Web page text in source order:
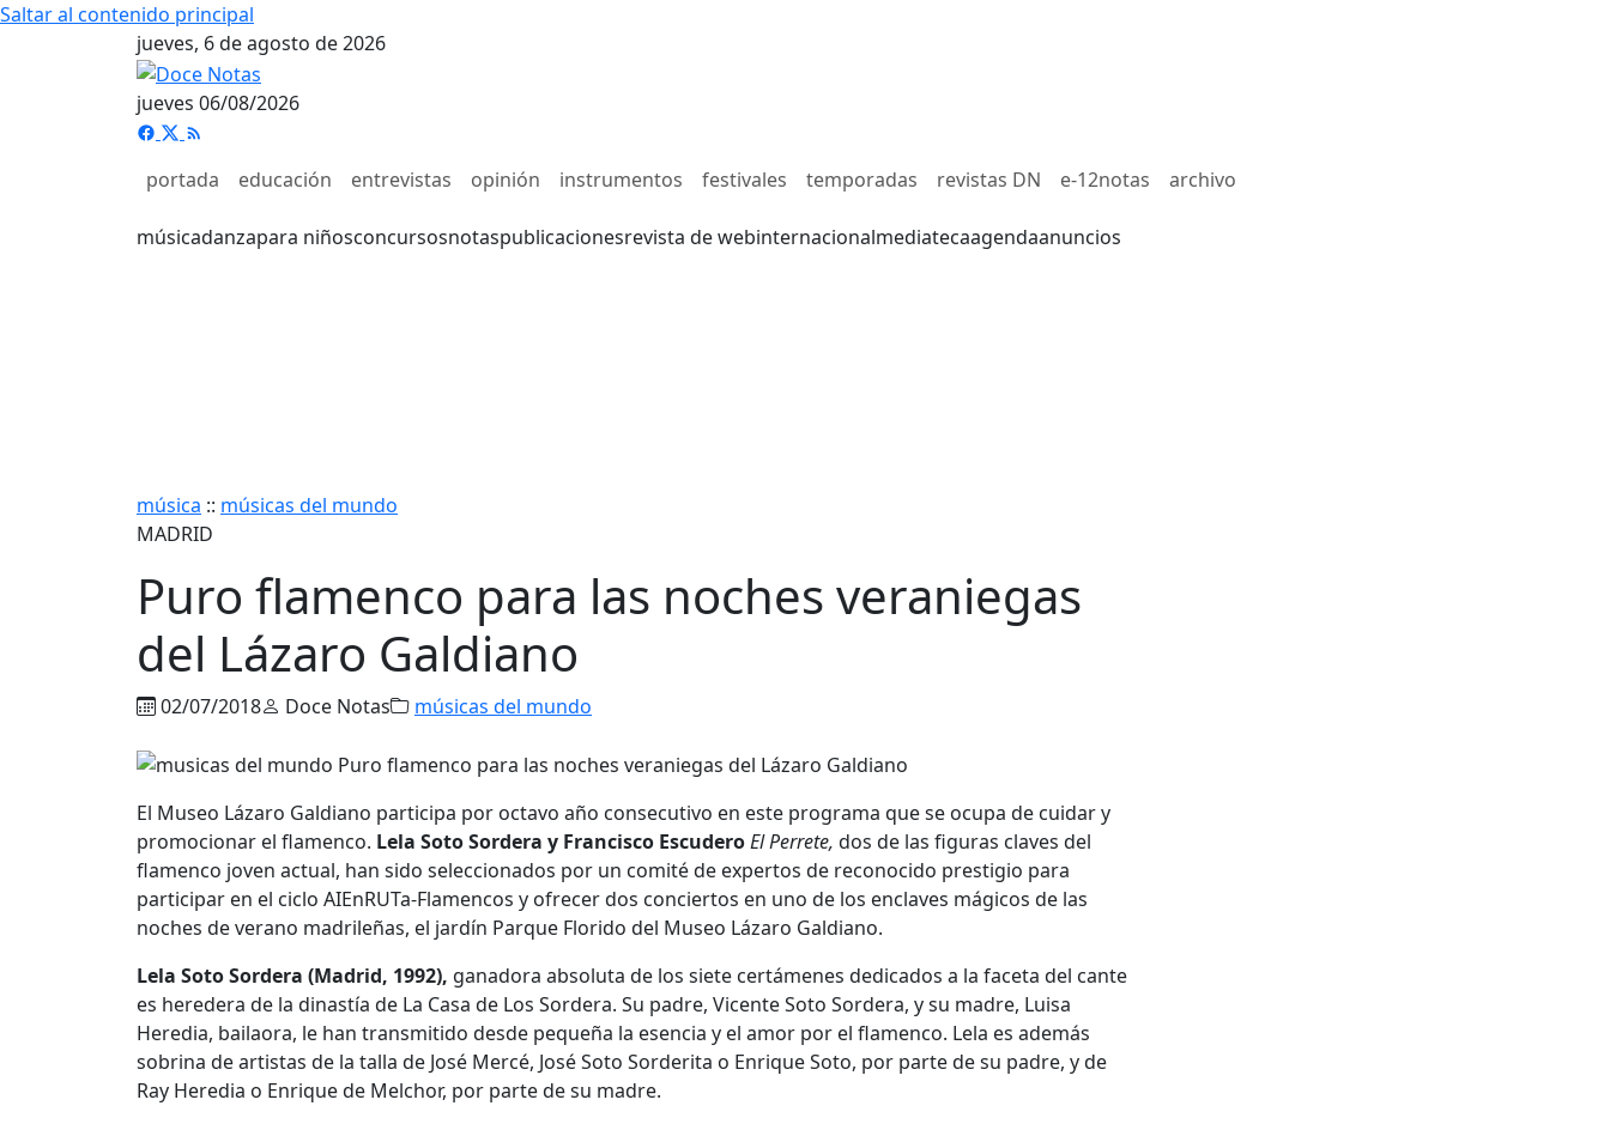
Saltar al contenido principal
jueves, 6 de agosto de 2026
jueves 06/08/2026
portada educación entrevistas opinión instrumentos festivales temporadas revistas DN e-12notas archivo
músicadanzapara niñosconcursosnotaspublicacionesrevista de webinternacionalmediatecaagendaanuncios
música :: músicas del mundo
MADRID
Puro flamenco para las noches veraniegas
del Lázaro Galdiano
02/07/2018 Doce Notas músicas del mundo
El Museo Lázaro Galdiano participa por octavo año consecutivo en este programa que se ocupa de cuidar y
promocionar el flamenco. Lela Soto Sordera y Francisco EscuderoEl Perrete, dos de las figuras claves del
flamenco joven actual, han sido seleccionados por un comité de expertos de reconocido prestigio para
participar en el ciclo AIEnRUTa-Flamencos y ofrecer dos conciertos en uno de los enclaves mágicos de las
noches de verano madrileñas, el jardín Parque Florido del Museo Lázaro Galdiano.
Lela Soto Sordera (Madrid, 1992), ganadora absoluta de los siete certámenes dedicados a la faceta del cante
es heredera de la dinastía de La Casa de Los Sordera. Su padre, Vicente Soto Sordera, y su madre, Luisa
Heredia, bailaora, le han transmitido desde pequeña la esencia y el amor por el flamenco. Lela es además
sobrina de artistas de la talla de José Mercé, José Soto Sorderita o Enrique Soto, por parte de su padre, y de
Ray Heredia o Enrique de Melchor, por parte de su madre.